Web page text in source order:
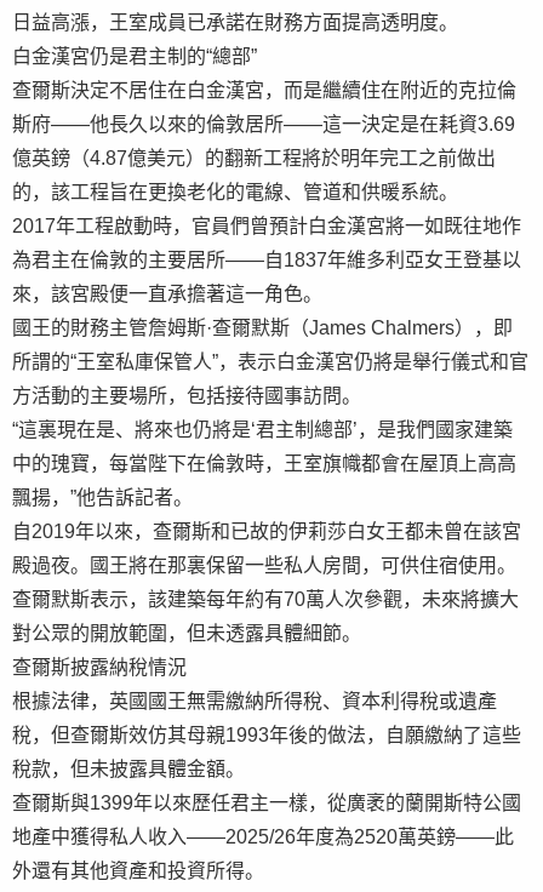
日益高漲，王室成員已承諾在財務方面提高透明度。
白金漢宮仍是君主制的“總部”
查爾斯決定不居住在白金漢宮，而是繼續住在附近的克拉倫
斯府——他長久以來的倫敦居所——這一決定是在耗資3.69
億英鎊（4.87億美元）的翻新工程將於明年完工之前做出
的，該工程旨在更換老化的電線、管道和供暖系統。
2017年工程啟動時，官員們曾預計白金漢宮將一如既往地作
為君主在倫敦的主要居所——自1837年維多利亞女王登基以
來，該宮殿便一直承擔著這一角色。
國王的財務主管詹姆斯·查爾默斯（James Chalmers），即
所謂的“王室私庫保管人”，表示白金漢宮仍將是舉行儀式和官
方活動的主要場所，包括接待國事訪問。
“這裏現在是、將來也仍將是‘君主制總部’，是我們國家建築
中的瑰寶，每當陛下在倫敦時，王室旗幟都會在屋頂上高高
飄揚，”他告訴記者。
自2019年以來，查爾斯和已故的伊莉莎白女王都未曾在該宮
殿過夜。國王將在那裏保留一些私人房間，可供住宿使用。
查爾默斯表示，該建築每年約有70萬人次參觀，未來將擴大
對公眾的開放範圍，但未透露具體細節。
查爾斯披露納稅情況
根據法律，英國國王無需繳納所得稅、資本利得稅或遺產
稅，但查爾斯效仿其母親1993年後的做法，自願繳納了這些
稅款，但未披露具體金額。
查爾斯與1399年以來歷任君主一樣，從廣袤的蘭開斯特公國
地產中獲得私人收入——2025/26年度為2520萬英鎊——此
外還有其他資產和投資所得。